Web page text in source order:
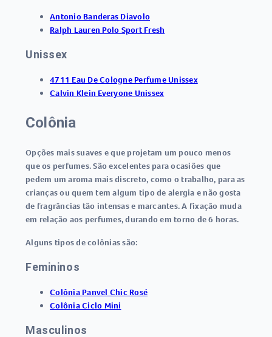
Antonio Banderas Diavolo
Ralph Lauren Polo Sport Fresh
Unissex
4711 Eau De Cologne Perfume Unissex
Calvin Klein Everyone Unissex
Colônia
Opções mais suaves e que projetam um pouco menos
que os perfumes. São excelentes para ocasiões que
pedem um aroma mais discreto, como o trabalho, para as
crianças ou quem tem algum tipo de alergia e não gosta
de fragrâncias tão intensas e marcantes. A fixação muda
em relação aos perfumes, durando em torno de 6 horas.
Alguns tipos de colônias são:
Femininos
Colônia Panvel Chic Rosé
Colônia Ciclo Mini
Masculinos